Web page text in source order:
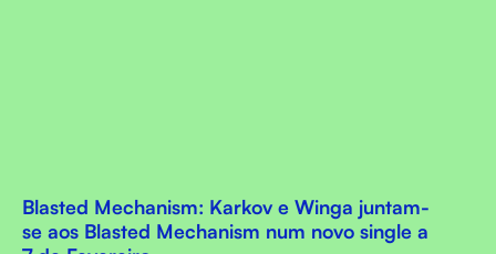
Blasted Mechanism: Karkov e Winga juntam-
se aos Blasted Mechanism num novo single a